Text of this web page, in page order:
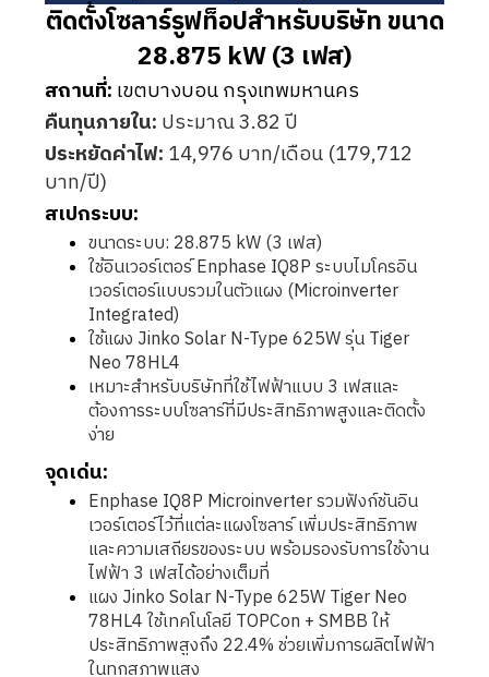
ติดตั้งโซลาร์รูฟท็อปสำหรับบริษัท ขนาด
28.875 kW (3 เฟส)
สถานที่: เขตบางบอน กรุงเทพมหานคร
คืนทุนภายใน: ประมาณ 3.82 ปี
ประหยัดค่าไฟ: 14,976 บาท/เดือน (179,712
บาท/ปี)
สเปกระบบ:
ขนาดระบบ: 28.875 kW (3 เฟส)
ใช้อินเวอร์เตอร์ Enphase IQ8P ระบบไมโครอิน
เวอร์เตอร์แบบรวมในตัวแผง (Microinverter
Integrated)
ใช้แผง Jinko Solar N-Type 625W รุ่น Tiger
Neo 78HL4
เหมาะสำหรับบริษัทที่ใช้ไฟฟ้าแบบ 3 เฟสและ
ต้องการระบบโซลาร์ที่มีประสิทธิภาพสูงและติดตั้ง
ง่าย
จุดเด่น:
Enphase IQ8P Microinverter รวมฟังก์ชันอิน
เวอร์เตอร์ไว้ที่แต่ละแผงโซลาร์ เพิ่มประสิทธิภาพ
และความเสถียรของระบบ พร้อมรองรับการใช้งาน
ไฟฟ้า 3 เฟสได้อย่างเต็มที่
แผง Jinko Solar N-Type 625W Tiger Neo
78HL4 ใช้เทคโนโลยี TOPCon + SMBB ให้
ประสิทธิภาพสูงถึง 22.4% ช่วยเพิ่มการผลิตไฟฟ้า
ในทุกสภาพแสง